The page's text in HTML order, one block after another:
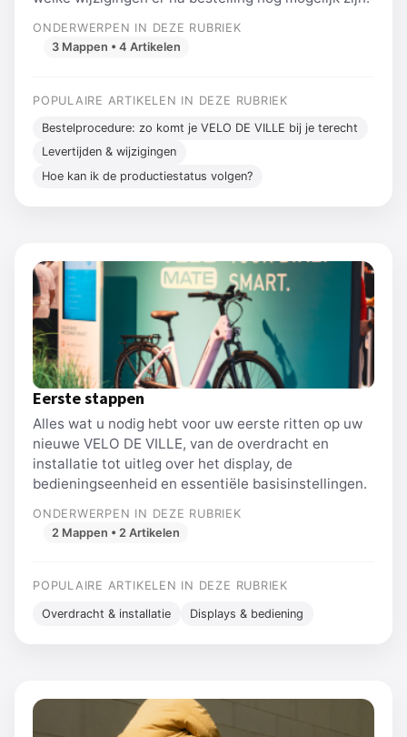
ONDERWERPEN IN DEZE RUBRIEK
3 Mappen • 4 Artikelen
POPULAIRE ARTIKELEN IN DEZE RUBRIEK
Bestelprocedure: zo komt je VELO DE VILLE bij je terecht
Levertijden & wijzigingen
Hoe kan ik de productiestatus volgen?
Eerste stappen
Alles wat u nodig hebt voor uw eerste ritten op uw
nieuwe VELO DE VILLE, van de overdracht en
installatie tot uitleg over het display, de
bedieningseenheid en essentiële basisinstellingen.
ONDERWERPEN IN DEZE RUBRIEK
2 Mappen • 2 Artikelen
POPULAIRE ARTIKELEN IN DEZE RUBRIEK
Overdracht & installatie Displays & bediening